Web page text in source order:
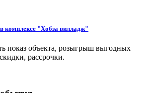
комплексе "Хобза вилладж"
показ объекта, розыгрыш выгодных
рассрочки.